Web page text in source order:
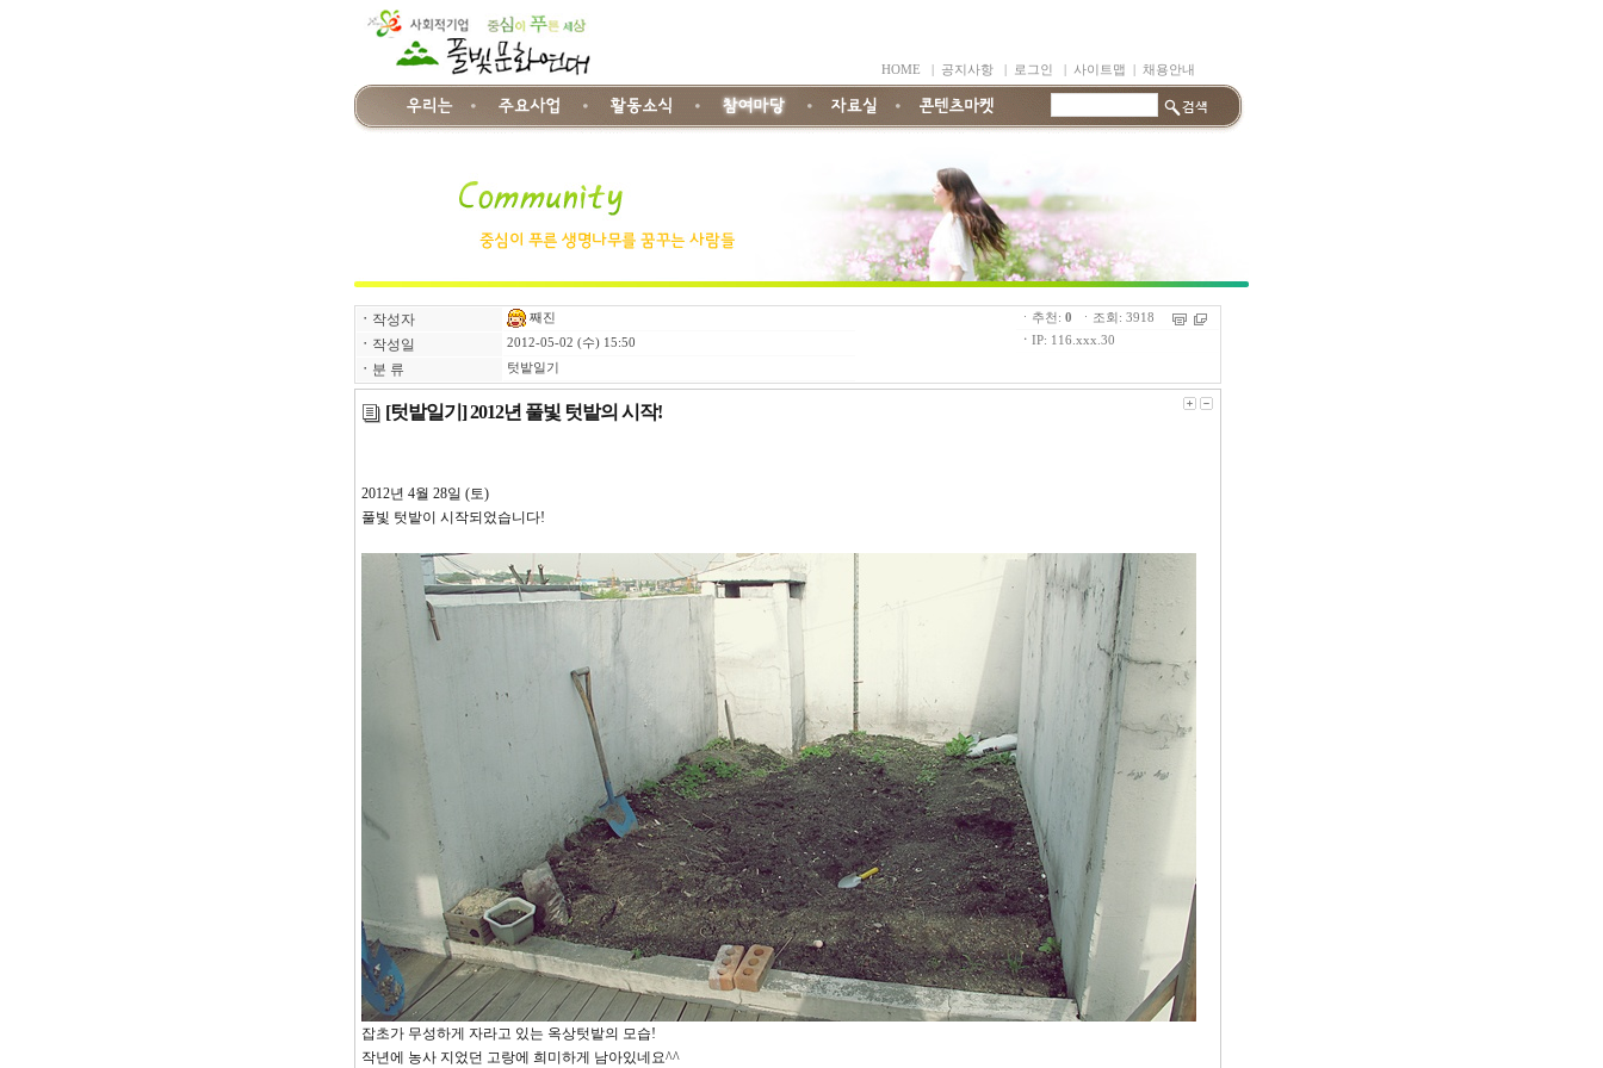
HOME 공지사항 로그인 사이트맵 채용안내
ㆍ 작성자 째진
ㆍ 작성일 2012-05-02 (수) 15:50
ㆍ 분 류 텃밭일기
ㆍ추천: 0 ㆍ조회: 3918
ㆍ IP: 116.xxx.30
[텃밭일기] 2012년 풀빛 텃밭의 시작!
2012년 4월 28일 (토)
풀빛 텃밭이 시작되었습니다!
잡초가 무성하게 자라고 있는 옥상텃밭의 모습!
작년에 농사 지었던 고랑에 희미하게 남아있네요^^